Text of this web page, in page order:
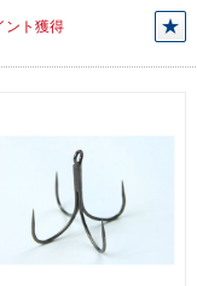
ント獲得